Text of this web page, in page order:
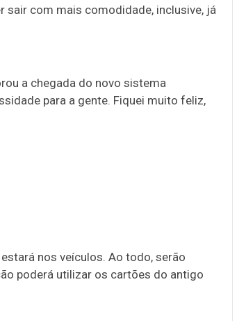
sair com mais comodidade, inclusive, já
a chegada do novo sistema
para a gente. Fiquei muito feliz,
nos veículos. Ao todo, serão
poderá utilizar os cartões do antigo